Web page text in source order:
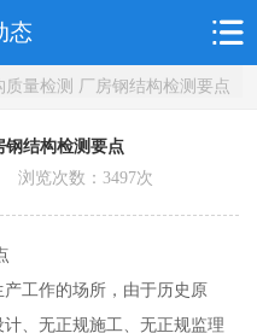
态
量检测 厂房钢结构检测要点
钢结构检测要点
浏览次数： 3497次
工作的场所，由于历史原
、无正规施工、无正规监理